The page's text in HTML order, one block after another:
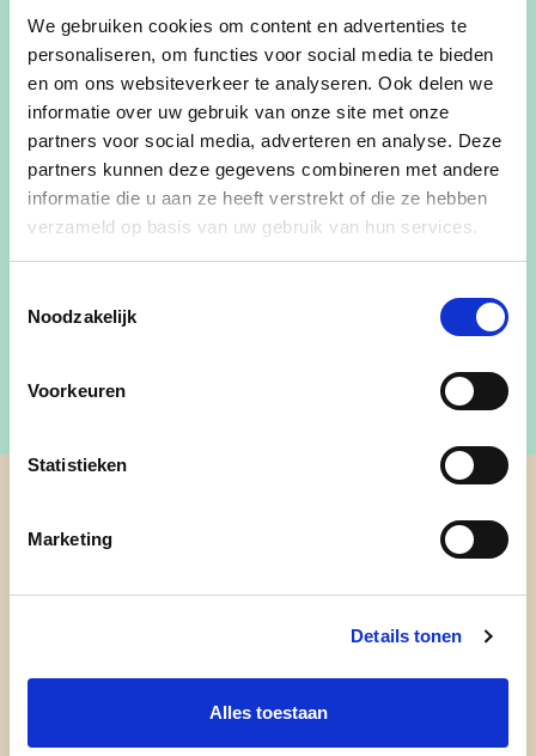
We gebruiken cookies om content en advertenties te
personaliseren, om functies voor social media te bieden
en om ons websiteverkeer te analyseren. Ook delen we
informatie over uw gebruik van onze site met onze
partners voor social media, adverteren en analyse. Deze
partners kunnen deze gegevens combineren met andere
informatie die u aan ze heeft verstrekt of die ze hebben
verzameld op basis van uw gebruik van hun services.
Noodzakelijk
Voorkeuren
Statistieken
Marketing
Details tonen
Alles toestaan
Gemeenteraadslid
Politieraadslid
Lid directiecomité AGB Westerlo
Lid raad van bestuur AGB Westerlo
tom.verachtert@transportverachtert.be
tom.verachtert@westerlo.be
cd&v Westerlo
nieuws
activiteiten